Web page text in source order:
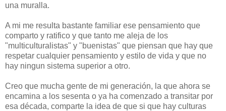
una muralla.
A mi me resulta bastante familiar ese pensamiento que
comparto y ratifico y que tanto me aleja de los
"multiculturalistas" y "buenistas" que piensan que hay que
respetar cualquier pensamiento y estilo de vida y que no
hay ningun sistema superior a otro.
Creo que mucha gente de mi generación, la que ahora se
encamina a los sesenta o ya ha comenzado a transitar por
esa década, comparte la idea de que si que hay culturas